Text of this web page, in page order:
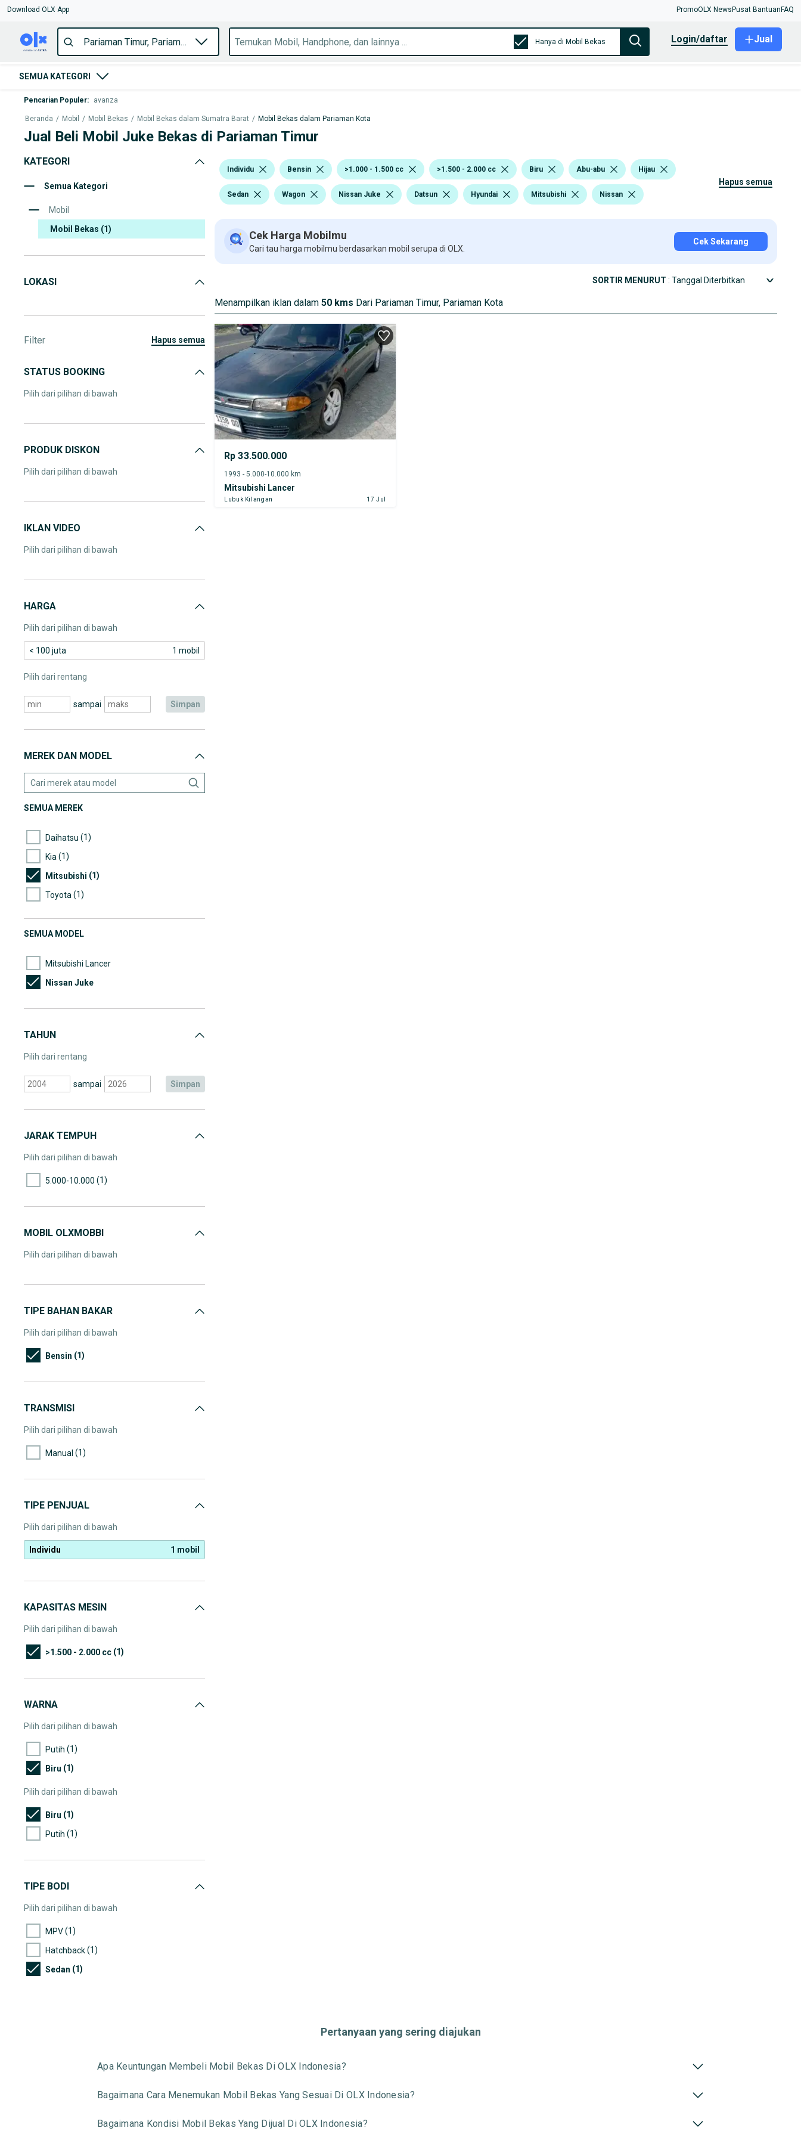
Download OLX App PromoOLX News Pusat Bantuan FAQ
Hanya di Mobil Bekas login/daftar Jual
SEMUA KATEGORI
Pencarian Populer: avanza
Beranda / Mobil / Mobil Bekas / Mobil Bekas dalam Sumatra Barat / Mobil Bekas dalam Pariaman Kota
Jual Beli Mobil Juke Bekas di Pariaman Timur
KATEGORI
Semua Kategori
Mobil
Mobil Bekas (1)
LOKASI
Filter hapus semua
STATUS BOOKING
Pilih dari pilihan di bawah
PRODUK DISKON
Pilih dari pilihan di bawah
IKLAN VIDEO
Pilih dari pilihan di bawah
HARGA
Pilih dari pilihan di bawah
< 100 juta 1 mobil
Pilih dari rentang
sampai simpan
MEREK DAN MODEL
SEMUA MEREK
Daihatsu (1)
Kia (1)
Mitsubishi (1)
Toyota (1)
SEMUA MODEL
Mitsubishi Lancer
Nissan Juke
TAHUN
Pilih dari rentang
sampai simpan
JARAK TEMPUH
Pilih dari pilihan di bawah
5.000-10.000 (1)
MOBIL OLXMOBBI
Pilih dari pilihan di bawah
TIPE BAHAN BAKAR
Pilih dari pilihan di bawah
Bensin (1)
TRANSMISI
Pilih dari pilihan di bawah
Manual (1)
TIPE PENJUAL
Pilih dari pilihan di bawah
Individu 1 mobil
KAPASITAS MESIN
Pilih dari pilihan di bawah
>1.500 - 2.000 cc (1)
WARNA
Pilih dari pilihan di bawah
Putih (1)
Biru (1)
Pilih dari pilihan di bawah
Biru (1)
Putih (1)
TIPE BODI
Pilih dari pilihan di bawah
MPV(1)
Hatchback(1)
Sedan (1)
Individu Bensin >1.000 - 1.500 cc >1.500 - 2.000 cc Biru Abu-abu Hijau
Sedan Wagon Nissan Juke Datsun Hyundai Mitsubishi Nissan
hapus semua
Cek Harga Mobilmu
Cari tau harga mobilmu berdasarkan mobil serupa di OLX.
Cek Sekarang
SORTIR MENURUT : Tanggal Diterbitkan
Menampilkan iklan dalam 50 kms Dari Pariaman Timur, Pariaman Kota
Rp 33.500.000
1993 - 5.000-10.000 km
Mitsubishi Lancer
Lubuk Kilangan 17 Jul
Pertanyaan yang sering diajukan
Apa Keuntungan Membeli Mobil Bekas Di OLX Indonesia?
Bagaimana Cara Menemukan Mobil Bekas Yang Sesuai Di OLX Indonesia?
Bagaimana Kondisi Mobil Bekas Yang Dijual Di OLX Indonesia?